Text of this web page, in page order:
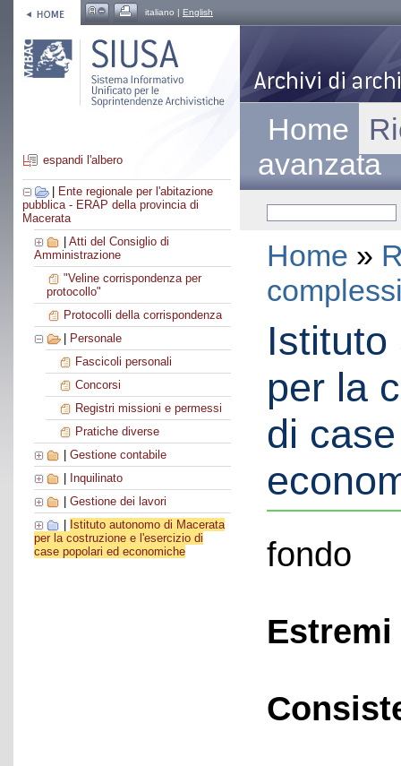
italiano | English
espandi l'albero
Ente regionale per l'abitazione
pubblica - ERAP della provincia di
Macerata
Atti del Consiglio di
Amministrazione
"Veline corrispondenza per
protocollo"
Protocolli della corrispondenza
Personale
Fascicoli personali
Concorsi
Registri missioni e permessi
Pratiche diverse
Gestione contabile
Inquilinato
Gestione dei lavori
Istituto autonomo di Macerata
per la costruzione e l'esercizio di
case popolari ed economiche
Home
avanzata
Home »
Istituto
per la
di
fondo